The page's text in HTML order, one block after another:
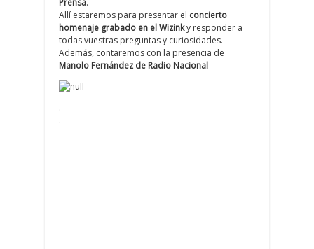
Prensa.
Allí estaremos para presentar el concierto
homenaje grabado en el Wizinky responder a
todas vuestras preguntas y curiosidades.
Además, contaremos con la presencia de
Manolo Fernández de Radio Nacional
.
.